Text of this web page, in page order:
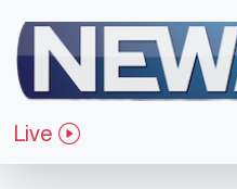
Live
জাতীয়
গণমাধ্যমের
অগণতান্ত্রিক ধারা